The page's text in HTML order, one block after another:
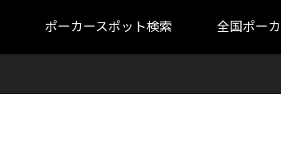
ポーカースポット検索 全国ポー